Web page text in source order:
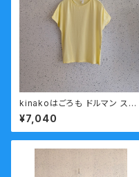
kinakoはごろも ドルマン スリ
¥7,040